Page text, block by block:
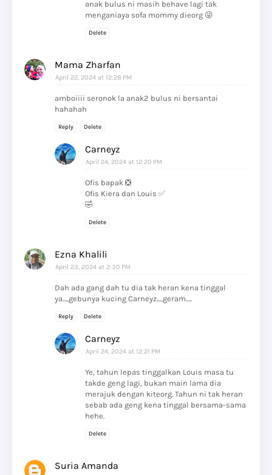
anak bulus ni masih behave lagi tak
menganiaya sofa mommy dieorg 😜
Delete
Mama Zharfan
April 22, 2024 at 12:28 PM
amboiiii seronok la anak2 bulus ni bersantai
hahahah
Reply Delete
Carneyz
April 24, 2024 at 12:20 PM
Ofis bapak ❎
Ofis Kiera dan Louis ✅
🤣
Delete
Ezna Khalili
April 23, 2024 at 2:30 PM
Dah ada gang dah tu dia tak heran kena tinggal
ya.....gebunya kucing Carneyz.....geram.....
Reply Delete
Carneyz
April 24, 2024 at 12:21 PM
Ye, tahun lepas tinggalkan Louis masa tu
takde geng lagi, bukan main lama dia
merajuk dengan kiteorg. Tahun ni tak heran
sebab ada geng kena tinggal bersama-sama
hehe.
Delete
Suria Amanda